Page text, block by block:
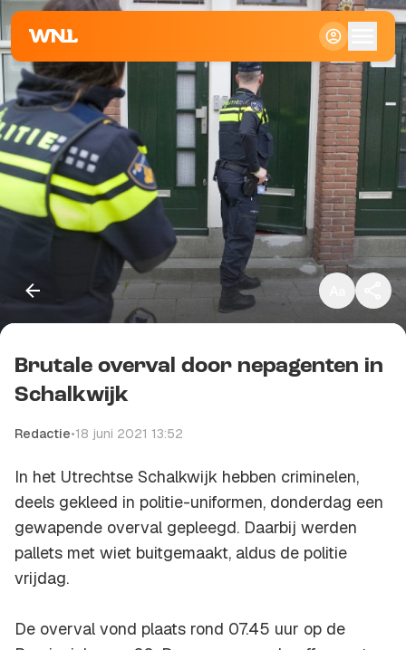
Klein
Standaard
Groot
Kopieer link
Brutale overval door nepagenten in
Schalkwijk
Redactie•18 juni 2021 13:52
In het Utrechtse Schalkwijk hebben criminelen,
deels gekleed in politie-uniformen, donderdag een
gewapende overval gepleegd. Daarbij werden
pallets met wiet buitgemaakt, aldus de politie
vrijdag.
De overval vond plaats rond 07.45 uur op de